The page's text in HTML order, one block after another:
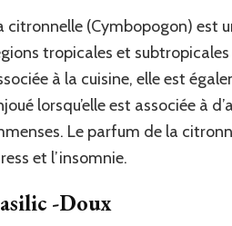
citronnelle (Cymbopogon) est
tropicales et
à la cuisine, elle est
lorsqu’elle est associée à
Le parfum de la
et l’insomnie.
-Doux